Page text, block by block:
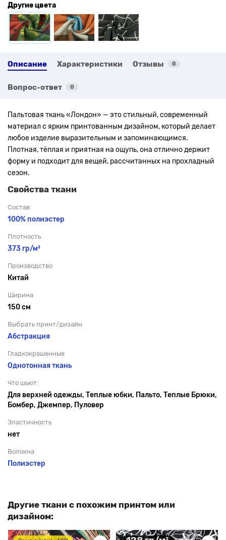
Другие цвета
Описание Характеристики Отзывы 0
Вопрос-ответ 0
Пальтовая ткань «Лондон» — это стильный, современный
материал с ярким принтованным дизайном, который делает
любое изделие выразительным и запоминающимся.
Плотная, тёплая и приятная на ощупь, она отлично держит
форму и подходит для вещей, рассчитанных на прохладный
сезон.
Свойства ткани
Состав
100% полиэстер
Плотность
373 гр/м²
Производство
Китай
Ширина
150 см
Выбрать принт/дизайн
Абстракция
Гладкокрашенные
Однотонная ткань
Что шьют:
Для верхней одежды, Теплые юбки, Пальто, Теплые Брюки,
Бомбер, Джемпер, Пуловер
Эластичность
нет
Волокна
Полиэстер
Другие ткани с похожим принтом или
дизайном: